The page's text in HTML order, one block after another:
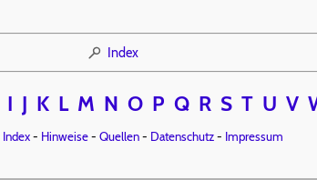
Index
I J K L M N O P Q R S T U V
Index- Hinweise- Quellen- Datenschutz- Impressum